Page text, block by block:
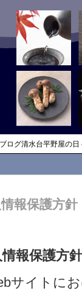
ブログ清水台平野屋の日
報保護方針
報保護方針
サイトに